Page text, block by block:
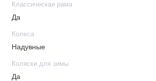
Ширина колёсной базы: 59 см
В комплекте
Классическая рама
Да
Колеса
Надувные
Коляски для зимы
Да